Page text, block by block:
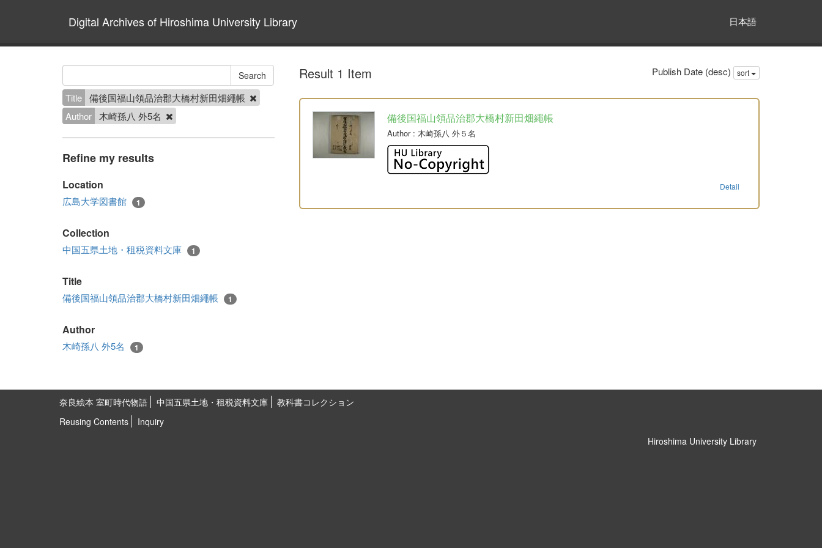
Digital Archives of Hiroshima University Library 日本語
Title 備後国福山領品治郡大橋村新田畑繩帳
Author
木崎孫八 外5名
Refine my results
Location
広島大学図書館 1
Collection
中国五県土地・租税資料文庫 1
Title
備後国福山領品治郡大橋村新田畑繩帳 1
Author
木崎孫八 外5名 1
Result 1 Item Publish Date (desc) sort
備後国福山領品治郡大橋村新田畑繩帳
Author: 木崎孫八 外５名
Detail
奈良絵本 室町時代物語 中国五県土地・租税資料文庫
教科書コレクション
Reusing Contents
Inquiry
Hiroshima University Library